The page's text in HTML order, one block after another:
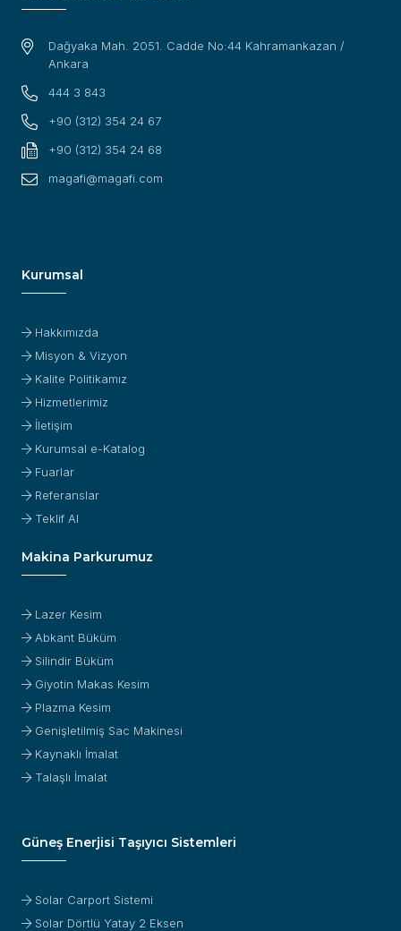
Dağyaka Mah. 2051. Cadde No:44 Kahramankazan /
Ankara
444 3 843
+90 (312) 354 24 67
+90 (312) 354 24 68
magafi@magafi.com
Kurumsal
Hakkımızda
Misyon & Vizyon
Kalite Politikamız
Hizmetlerimiz
İletişim
Kurumsal e-Katalog
Fuarlar
Referanslar
Teklif Al
Makina Parkurumuz
Lazer Kesim
Abkant Büküm
Silindir Büküm
Giyotin Makas Kesim
Plazma Kesim
Genişletilmiş Sac Makinesi
Kaynaklı İmalat
Talaşlı İmalat
Güneş Enerjisi Taşıyıcı Sistemleri
Solar Carport Sistemi
Solar Dörtlü Yatay 2 Eksen